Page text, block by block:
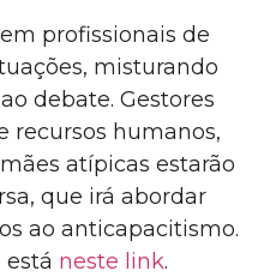
profissionais de
misturando
debate. Gestores
recursos humanos,
atípicas estarão
que irá abordar
ao anticapacitismo.
neste link.